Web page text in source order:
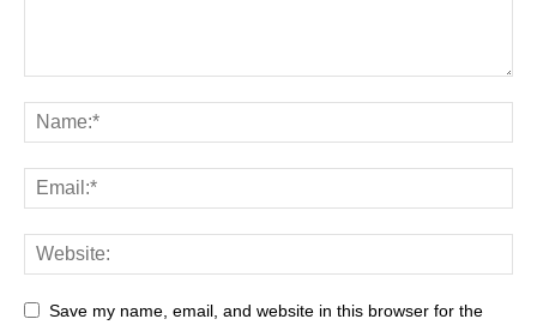
Save my name, email, and website in this browser for the